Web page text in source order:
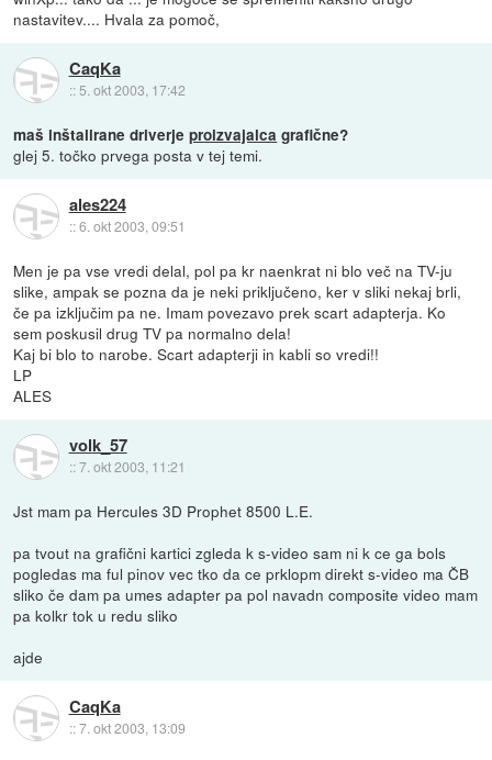
nastavitev.... Hvala za pomoč,
CaqKa
:: 5. okt 2003, 17:42
maš inštalirane driverjeproizvajalca grafične?
glej 5. točko prvega posta v tej temi.
ales224
::6. okt 2003, 09:51
Men je pa vse vredi delal, pol pa kr naenkrat ni blo več na TV-ju
slike, ampak se pozna da je neki priključeno, ker v sliki nekaj brli,
če pa izključim pa ne. Imam povezavo prek scart adapterja. Ko
sem poskusil drug TV pa normalno dela!
Kaj bi blo to narobe. Scart adapterji in kabli so vredi!!
LP
ALES
volk_57
::7. okt 2003, 11:21
Jst mam pa Hercules 3D Prophet 8500 L.E.
pa tvout na grafični kartici zgleda k s-video sam ni k ce ga bols
pogledas ma ful pinov vec tko da ce prklopm direkt s-video ma ČB
sliko če dam pa umes adapter pa pol navadn composite video mam
pa kolkr tok u redu sliko
ajde
CaqKa
::7. okt 2003, 13:09